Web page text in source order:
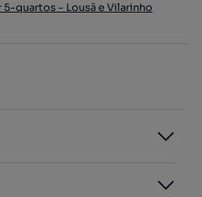
quartos - Lousã e Vilarinho